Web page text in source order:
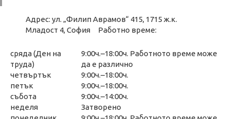
Адрес: ул. „Филип Аврамов“ 415, 1715 ж.к.
Младост 4, София Работно време:
сряда (Ден на
труда)
9:00ч.–18:00ч. Работното време може
да е различно
четвъртък
9:00ч.–18:00ч.
петък
9:00ч.–18:00ч.
събота
9:00ч.–14:00ч.
неделя
Затворено